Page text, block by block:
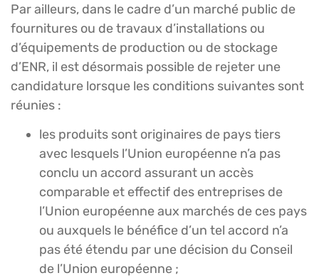
Par ailleurs, dans le cadre d’un marché public de
fournitures ou de travaux d’installations ou
d’équipements de production ou de stockage
d’ENR, il est désormais possible de rejeter une
candidature lorsque les conditions suivantes sont
réunies :
les produits sont originaires de pays tiers
avec lesquels l’Union européenne n’a pas
conclu un accord assurant un accès
comparable et effectif des entreprises de
l’Union européenne aux marchés de ces pays
ou auxquels le bénéfice d’un tel accord n’a
pas été étendu par une décision du Conseil
de l’Union européenne ;